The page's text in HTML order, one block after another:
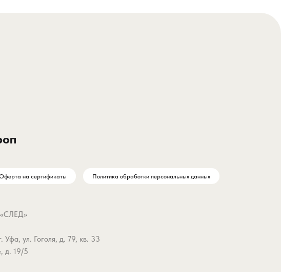
на сертификаты Политика обработки персональных данных
«СЛЕД»
ул. Гоголя, д. 79, кв. 33
д. 19/5